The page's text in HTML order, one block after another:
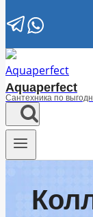
Aquaperfect
Сантехника по